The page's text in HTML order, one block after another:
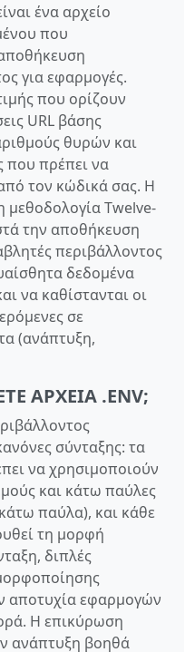
ένα αρχείο
που
για εφαρμογές.
που ορίζουν
URL βάσης
θυρών και
που πρέπει να
τον κώδικά σας. Η
Twelve-
την αποθήκευση
περιβάλλοντος
δεδομένα
να καθίστανται οι
σε
(ανάπτυξη,
ΑΡΧΕΊΑ .ENV;
σύνταξης: τα
να χρησιμοποιούν
και κάτω παύλες
παύλα), και κάθε
τη μορφή
διπλές
αποτυχία εφαρμογών
Η επικύρωση
ανάπτυξη βοηθά